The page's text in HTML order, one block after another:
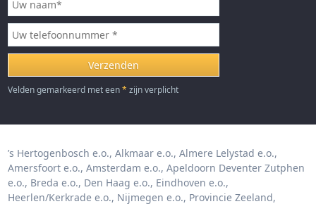
Velden gemarkeerd met een* zijn verplicht
’s Hertogenbosch e.o. Alkmaar e.o. Almere Lelystad e.o.
Amersfoort e.o. Amsterdam e.o. Apeldoorn Deventer Zutphen
e.o. Breda e.o. Den Haag e.o. Eindhoven e.o.
Heerlen/Kerkrade e.o. Nijmegen e.o. Provincie Zeeland